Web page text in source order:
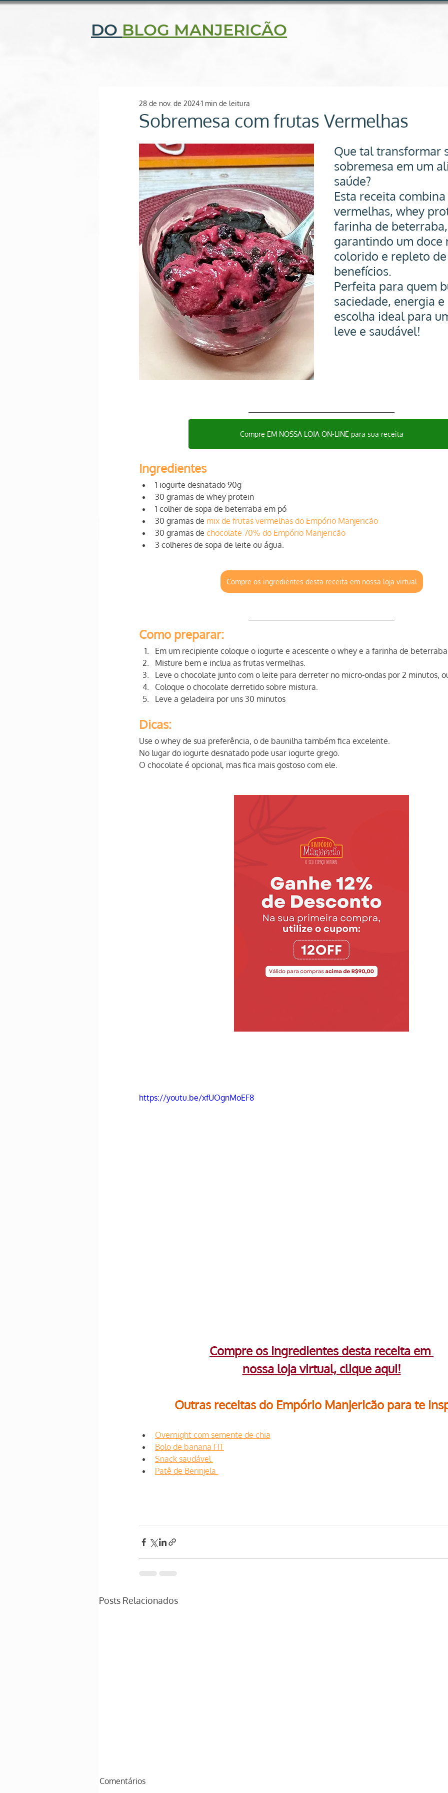
DO BLOG MANJERICÃO
Sobremesa com frutas Vermelhas
28 de nov. de 20241 min de leitura
Que tal transformar
sobremesa em um
saúde?
Esta receita
vermelhas, whey
farinha de
garantindo um
colorido e repleto
benefícios.
Perfeita para quem
saciedade, energia
escolha ideal para
leve e saudável!
Compre EM NOSSA LOJA ON-LINE para sua receita
Ingredientes
1 iogurte desnatado 90g
30 gramas de whey protein
1 colher de sopa de beterraba em pó
30 gramas de mix de frutas vermelhas do Empório Manjericão
30 gramas de chocolate 70% do Empório Manjericão
3 colheres de sopa de leite ou água.
Compre os ingredientes desta receita em nossa loja virtual
Como preparar:
Em um recipiente coloque o iogurte e acescente o whey e a farinha de
Misture bem e inclua as frutas vermelhas.
Leve o chocolate junto com o leite para derreter no micro-ondas por 2 minutos,
Coloque o chocolate derretido sobre mistura.
Leve a geladeira por uns 30 minutos
Dicas:
Use o whey de sua preferência, o de baunilha também fica excelente.
No lugar do iogurte desnatado pode usar iogurte grego.
O chocolate é opcional, mas fica mais gostoso com ele.
https://youtu.be/xfUOgnMoEF8
Compre os ingredientes desta receita em
nossa loja virtual, clique aqui!
Outras receitas do Empório Manjericão para te
Overnight com semente de chia
Bolo de banana FIT
Snack saudável
Patê de Berinjela
Posts Relacionados
Comentários